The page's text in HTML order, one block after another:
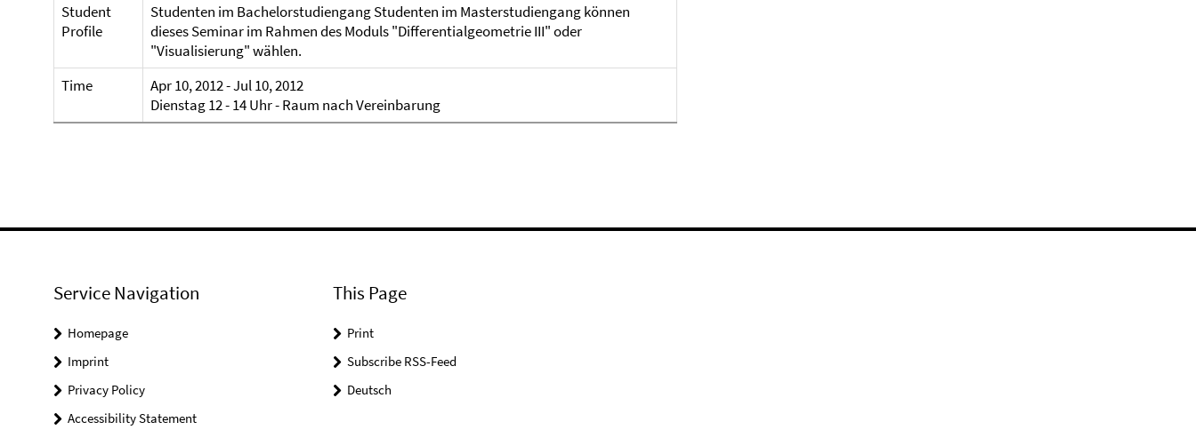
Student
Profile
Studenten im Bachelorstudiengang Studenten im Masterstudiengang können
dieses Seminar im Rahmen des Moduls "Differentialgeometrie III" oder
"Visualisierung" wählen.
Time
Apr 10, 2012 - Jul 10, 2012
Dienstag 12 - 14 Uhr - Raum nach Vereinbarung
Service Navigation
Homepage
Imprint
Privacy Policy
Accessibility Statement
This Page
Print
Subscribe RSS-Feed
Deutsch